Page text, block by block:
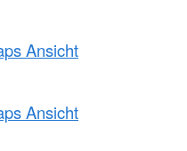
Ansicht
Ansicht